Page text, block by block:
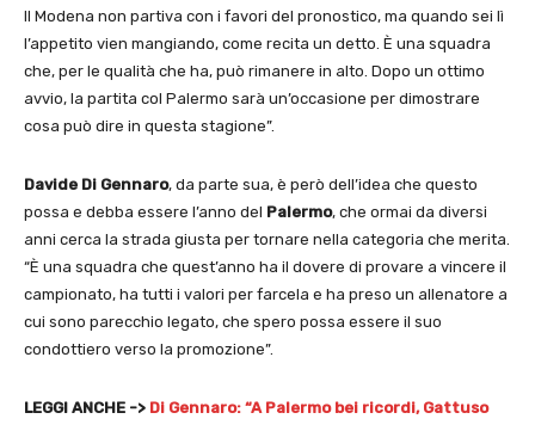
Il Modena non partiva con i favori del pronostico, ma quando sei lì
l’appetito vien mangiando, come recita un detto. È una squadra
che, per le qualità che ha, può rimanere in alto. Dopo un ottimo
avvio, la partita col Palermo sarà un’occasione per dimostrare
cosa può dire in questa stagione”.
Davide Di Gennaro, da parte sua, è però dell’idea che questo
possa e debba essere l’anno del Palermo, che ormai da diversi
anni cerca la strada giusta per tornare nella categoria che merita.
“È una squadra che quest’anno ha il dovere di provare a vincere il
campionato, ha tutti i valori per farcela e ha preso un allenatore a
cui sono parecchio legato, che spero possa essere il suo
condottiero verso la promozione”.
LEGGI ANCHE -> Di Gennaro: “A Palermo bei ricordi, Gattuso